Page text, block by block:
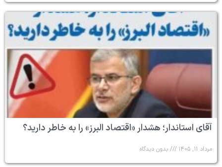
آقای استاندار؛ هشدار «اقتصاد البرز» را به خاطر دارید؟
مرداد ۱۱, ۱۴۰۵ بدون دیدگاه